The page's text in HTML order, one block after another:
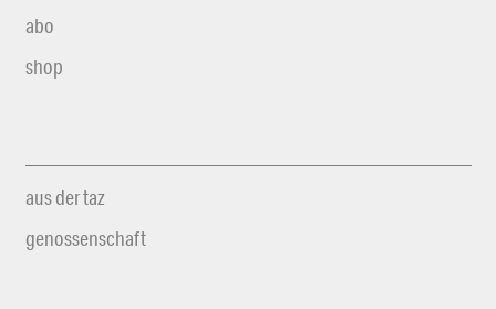
abo
shop
aus der taz
genossenschaft